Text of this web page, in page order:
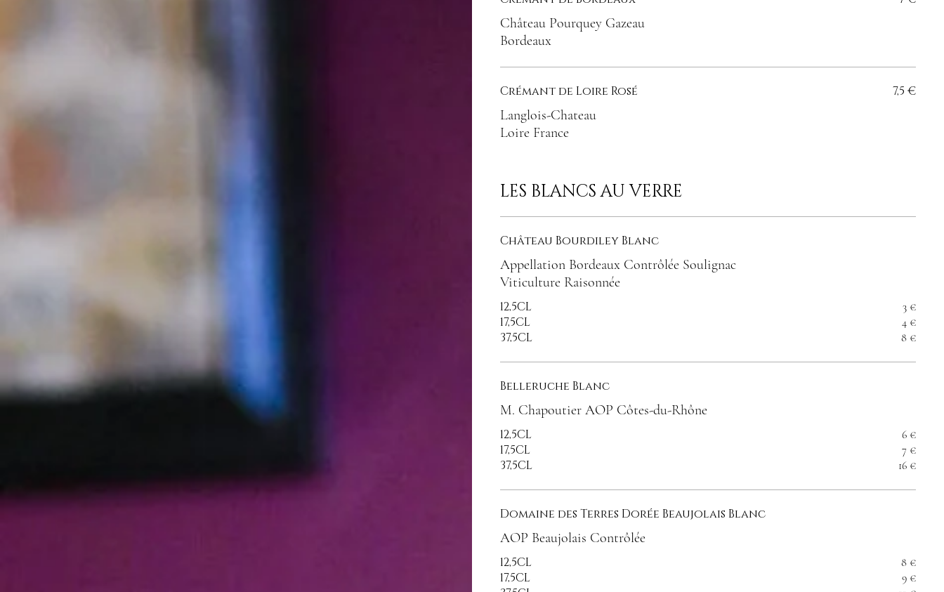
Château Pourquey Gazeau
Bordeaux
Crémant de Loire Rosé
Langlois-Chateau
Loire France
7,5 €
LES BLANCS AU VERRE
Château Bourdiley Blanc
Appellation Bordeaux Contrôlée Soulignac
Viticulture Raisonnée
12,5CL 3 €
17,5CL 4 €
37,5CL 8 €
Belleruche Blanc
M. Chapoutier AOP Côtes-du-Rhône
12,5CL 6 €
17,5CL 7 €
37,5CL 16 €
Domaine des Terres Dorée Beaujolais Blanc
AOP Beaujolais Contrôlée
12,5CL 8 €
17,5CL 9 €